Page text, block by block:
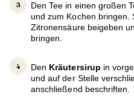
Den Tee in einen großen
und zum Kochen bringen.
Zitronensäure beigeben
bringen.
Den Kräutersirup in
und auf der Stelle
anschließend beschriften.